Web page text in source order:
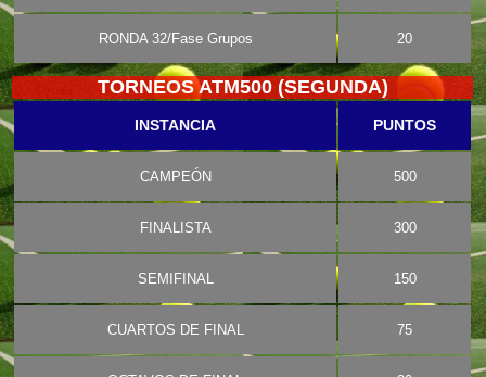
RONDA 32/Fase Grupos 20
TORNEOS ATM500 (SEGUNDA)
INSTANCIA PUNTOS
CAMPEÓN 500
FINALISTA 300
SEMIFINAL 150
CUARTOS DE FINAL 75